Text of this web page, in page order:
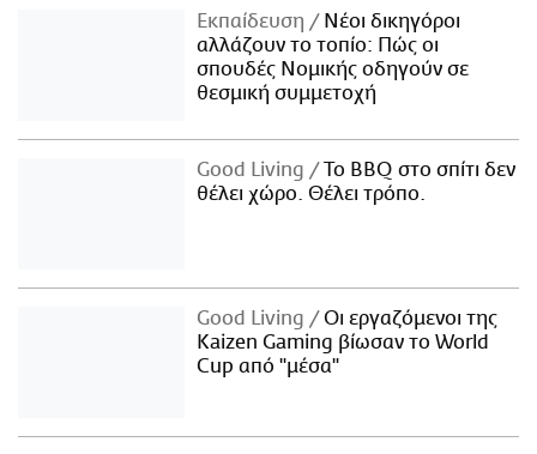
Εκπαίδευση
Νέοι δικηγόροι
αλλάζουν το τοπίο: Πώς οι
σπουδές Νομικής οδηγούν σε
θεσμική συμμετοχή
Good Living
Το BBQ στο σπίτι δεν
θέλει χώρο. Θέλει τρόπο.
Good Living
Οι εργαζόμενοι της
Kaizen Gaming βίωσαν το World
Cup από "μέσα"